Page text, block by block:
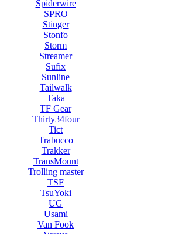
Spiderwire
SPRO
Stinger
Stonfo
Storm
Streamer
Sufix
Sunline
Tailwalk
Taka
TF Gear
Thirty34four
Tict
Trabucco
Trakker
TransMount
Trolling master
TSF
TsuYoki
UG
Usami
Van Fook